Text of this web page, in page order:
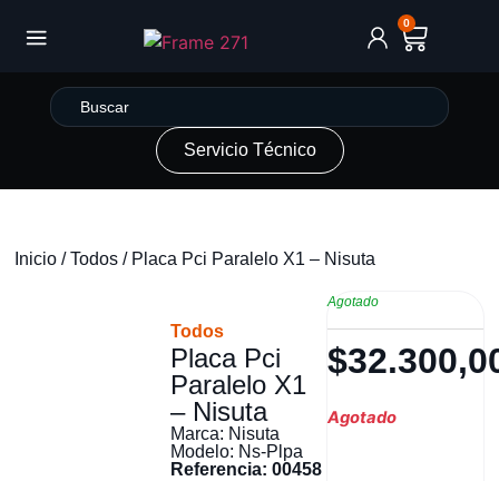
0
Servicio Técnico
Inicio /Todos / Placa Pci Paralelo X1 – Nisuta
Todos
Placa Pci
Paralelo X1
– Nisuta
Marca: Nisuta
Modelo: Ns-Plpa
Referencia: 00458
Agotado
$
Agotado